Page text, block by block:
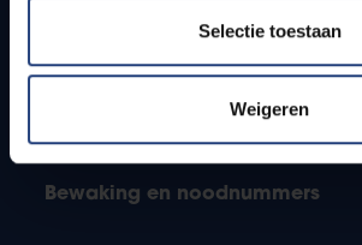
Selectie toestaan
Weigeren
PhD-studenten
Leerkrachten en secundaire
Bewaking en noodnummers